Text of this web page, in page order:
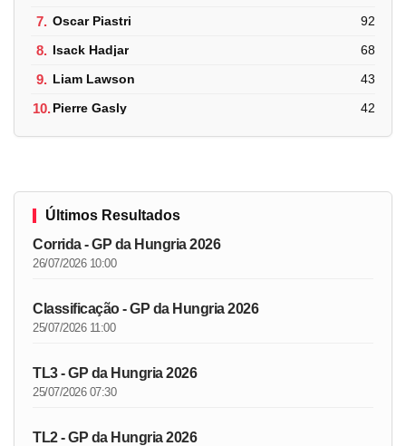
7. Oscar Piastri 92
8. Isack Hadjar 68
9. Liam Lawson 43
10.Pierre Gasly 42
Últimos Resultados
Corrida - GP da Hungria 2026
26/07/2026 10:00
Classificação - GP da Hungria 2026
25/07/2026 11:00
TL3 - GP da Hungria 2026
25/07/2026 07:30
TL2 - GP da Hungria 2026